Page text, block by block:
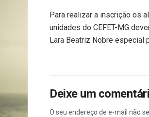
Para realizar a inscrição os
unidades do CEFET-MG
Lara Beatriz Nobre especial
Deixe um
O seu endereço de e-mail não